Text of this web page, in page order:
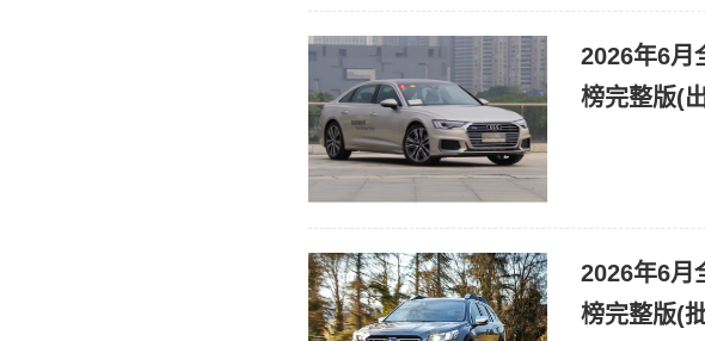
2026年6月
榜完整版(
2026年6月
榜完整版(